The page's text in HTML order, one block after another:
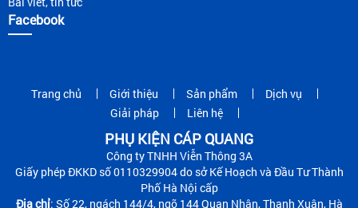
Facebook
Trang chủ Giới thiệu Sản phẩm
Dịch vụ
Giải pháp
Liên hệ
PHỤ KIỆN CÁP QUANG
Công ty TNHH Viễn Thông 3A
Giấy phép ĐKKD số 0110329904 do sở Kế Hoạch và Đầu Tư Thành
Phố Hà Nội cấp
Địa chỉ: Số 22, ngách 144/4, ngõ 144 Quan Nhân, Thanh Xuân, Hà